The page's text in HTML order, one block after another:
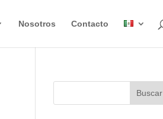
Nosotros Contacto
Buscar